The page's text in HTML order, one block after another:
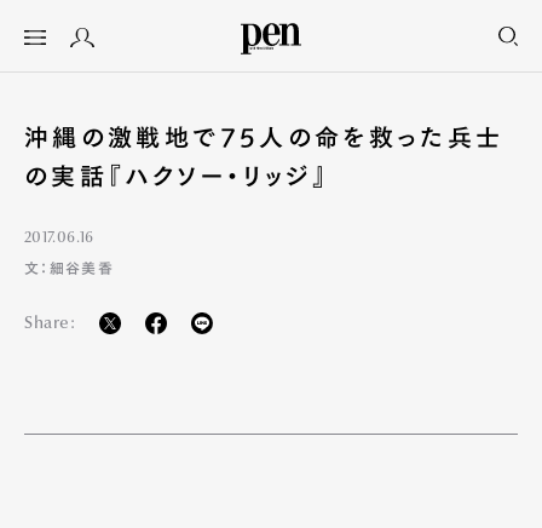
沖縄の激戦地で75人の命を救った兵士
の実話『ハクソー・リッジ』
2017.06.16
文：細谷美香
Share: